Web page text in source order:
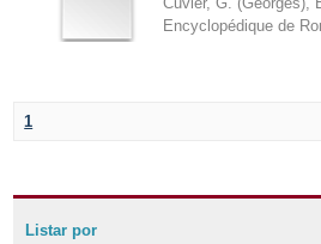
Encyclopédique de
1
Listar por